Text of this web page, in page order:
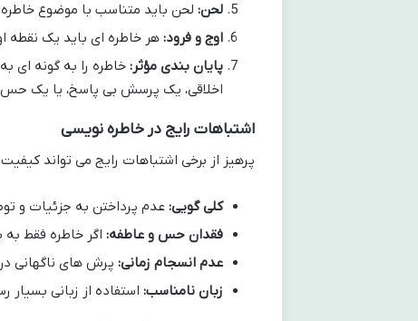
لحن: لحن باید متناسب با موضوع خاطره
اوج و فرود: هر خاطره ای باید یک نقطه
پایان بندی مؤثر:خاطره را به گونه ای
اخلاقی، یک پرسش بی پاسخ، یا یک حس
اشتباهات رایج در خاطره نویسی
پرهیز از برخی اشتباهات رایج می تواند
کلی گویی: عدم پرداختن به جزئیات و
فقدان حس و عاطفه: اگر خاطره فقط به
عدم انسجام زمانی: پرش های ناگهانی
زبان نامناسب: استفاده از زبانی